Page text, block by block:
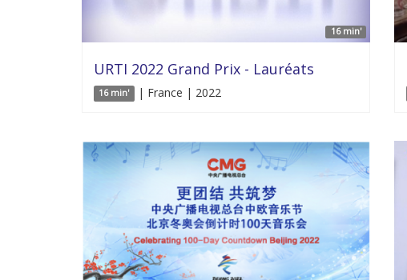
16 min'
URTI 2022 Grand Prix - Lauréats
16 min' | France | 2022